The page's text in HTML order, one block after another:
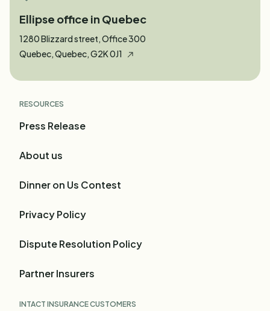
Ellipse office in Quebec
1280 Blizzard street, Office 300
Quebec, Quebec, G2K 0J1
RESOURCES
Press Release
About us
Dinner on Us Contest
Privacy Policy
Dispute Resolution Policy
Partner Insurers
INTACT INSURANCE CUSTOMERS